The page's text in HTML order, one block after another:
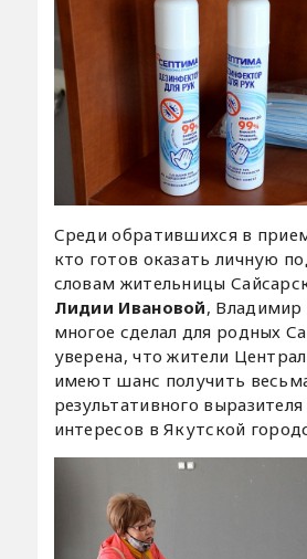
Среди обратившихся в
кто готов оказать личную
словам жительницы
Лидии Ивановой,
многое сделал для родных
уверена, что жители
имеют шанс получить
результативного
интересов в Якутской